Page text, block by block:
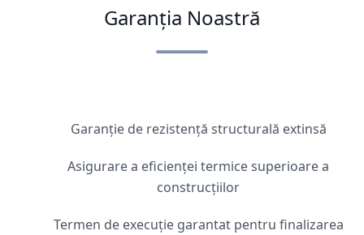
Garanția Noastră
Garanție de rezistență structurală extinsă
Asigurare a eficienței termice superioare a
construcțiilor
Termen de execuție garantat pentru finalizarea